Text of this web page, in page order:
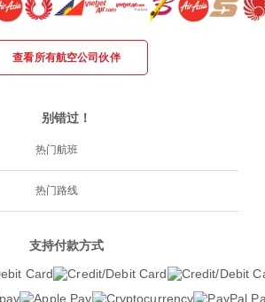
查看所有航空公司伙伴
别错过！
热门航班
热门路线
支持付款方式